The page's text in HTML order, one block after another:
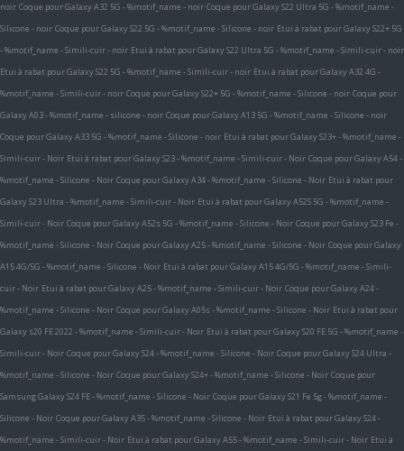
noir Coque pour Galaxy A32 5G - %motif_name - noir Coque pour Galaxy S22 Ultra 5G - %motif_name -
Silicone - noir Coque pour Galaxy S22 5G - %motif_name - Silicone - noir Etui à rabat pour Galaxy S22+ 5G
- %motif_name - Simili-cuir - noir Etui à rabat pour Galaxy S22 Ultra 5G - %motif_name - Simili-cuir - noir
Etui à rabat pour Galaxy S22 5G - %motif_name - Simili-cuir - noir Etui à rabat pour Galaxy A32 4G -
%motif_name - Simili-cuir - noir Coque pour Galaxy S22+ 5G - %motif_name - Silicone - noir Coque pour
Galaxy A03 - %motif_name - silicone - noir Coque pour Galaxy A13 5G - %motif_name - Silicone - noir
Coque pour Galaxy A33 5G - %motif_name - Silicone - noir Etui à rabat pour Galaxy S23+ - %motif_name -
Simili-cuir - Noir Etui à rabat pour Galaxy S23 - %motif_name - Simili-cuir - Noir Coque pour Galaxy A54 -
%motif_name - Silicone - Noir Coque pour Galaxy A34 - %motif_name - Silicone - Noir Etui à rabat pour
Galaxy S23 Ultra - %motif_name - Simili-cuir - Noir Etui à rabat pour Galaxy A52S 5G - %motif_name -
Simili-cuir - Noir Coque pour Galaxy A52s 5G - %motif_name - Silicone - Noir Coque pour Galaxy S23 Fe -
%motif_name - Silicone - Noir Coque pour Galaxy A25 - %motif_name - Silicone - Noir Coque pour Galaxy
A15 4G/5G - %motif_name - Silicone - Noir Etui à rabat pour Galaxy A15 4G/5G - %motif_name - Simili-
cuir - Noir Etui à rabat pour Galaxy A25 - %motif_name - Simili-cuir - Noir Coque pour Galaxy A24 -
%motif_name - Silicone - Noir Coque pour Galaxy A05s - %motif_name - Silicone - Noir Etui à rabat pour
Galaxy s20 FE 2022 - %motif_name - Simili-cuir - Noir Etui à rabat pour Galaxy S20 FE 5G - %motif_name -
Simili-cuir - Noir Coque pour Galaxy S24 - %motif_name - Silicone - Noir Coque pour Galaxy S24 Ultra -
%motif_name - Silicone - Noir Coque pour Galaxy S24+ - %motif_name - Silicone - Noir Coque pour
Samsung Galaxy S24 FE - %motif_name - Silicone - Noir Coque pour Galaxy S21 Fe 5g - %motif_name -
Silicone - Noir Coque pour Galaxy A35 - %motif_name - Silicone - Noir Etui à rabat pour Galaxy S24 -
%motif_name - Simili-cuir - Noir Etui à rabat pour Galaxy A55 - %motif_name - Simili-cuir - Noir Etui à